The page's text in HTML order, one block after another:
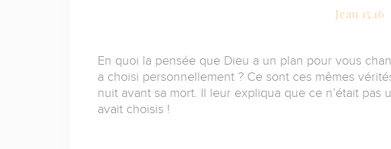
Jean 15.16
En quoi la pensée que Dieu a un plan pour vous
a choisi personnellement ? Ce sont ces mêmes
nuit avant sa mort. Il leur expliqua que ce n’était pas
avait choisis !